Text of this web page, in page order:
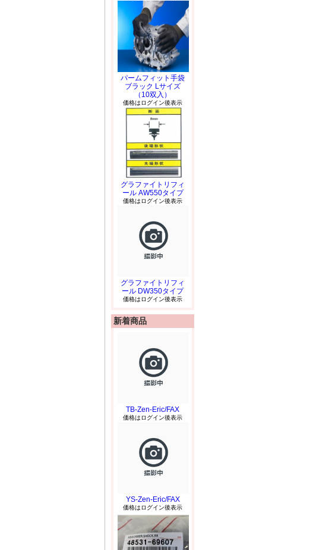
パームフィット手袋
ブラック Lサイズ
（10双入）
価格はログイン後表示
グラファイトリフィ
ール AW550タイプ
価格はログイン後表示
グラファイトリフィ
ール DW350タイプ
価格はログイン後表示
新着商品
TB-Zen-Eric/FAX
価格はログイン後表示
YS-Zen-Eric/FAX
価格はログイン後表示